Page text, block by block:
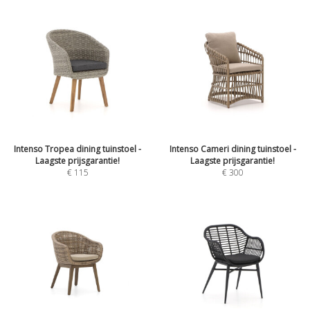
Intenso Tropea dining tuinstoel -
Laagste prijsgarantie!
€ 115
Intenso Cameri dining tuinstoel -
Laagste prijsgarantie!
€300